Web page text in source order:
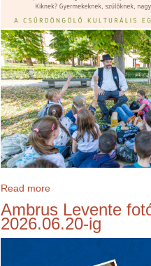
Read more
Ambrus Levente
2026.06.20-ig